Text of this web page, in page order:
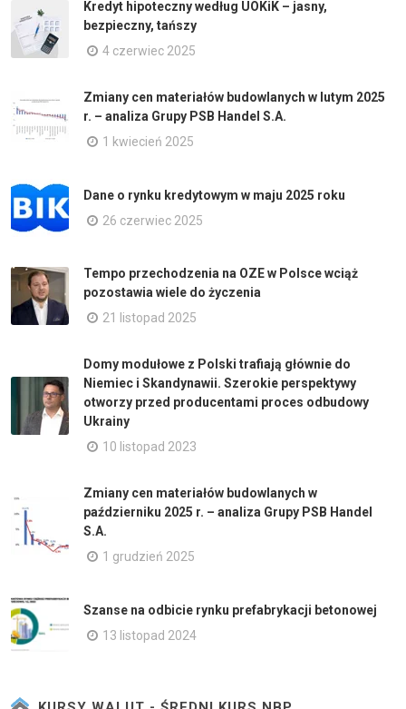
Kredyt hipoteczny według UOKiK – jasny,
bezpieczny, tańszy
4 czerwiec 2025
Zmiany cen materiałów budowlanych w lutym 2025
r. – analiza Grupy PSB Handel S.A.
1 kwiecień 2025
Dane o rynku kredytowym w maju 2025 roku
26 czerwiec 2025
Tempo przechodzenia na OZE w Polsce wciąż
pozostawia wiele do życzenia
21 listopad 2025
Domy modułowe z Polski trafiają głównie do
Niemiec i Skandynawii. Szerokie perspektywy
otworzy przed producentami proces odbudowy
Ukrainy
10 listopad 2023
Zmiany cen materiałów budowlanych w
październiku 2025 r. – analiza Grupy PSB Handel
S.A.
1 grudzień 2025
Szanse na odbicie rynku prefabrykacji betonowej
13 listopad 2024